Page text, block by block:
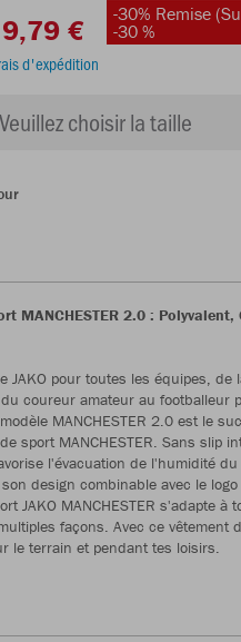
€
-30% Remise
-30 %
d'expédition
Veuillez choisir la taille
MANCHESTER 2.0 :
JAKO pour toutes les équipes,
coureur amateur au footballeur
MANCHESTER 2.0 est le
sport MANCHESTER. Sans slip
l'évacuation de l'humidité
design combinable avec le
JAKO MANCHESTER s'adapte à
façons. Avec ce vêtement
le terrain et pendant tes loisirs.